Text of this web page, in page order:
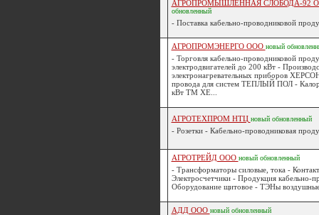
АГРОПРОМЫШЛЕННАЯ СЛОБОДА-92
обновленный
- Поставка кабельно-проводниковой
АГРОПРОМЭНЕРГО ООО новый
- Торговля кабельно-проводниковой
электродвигателей до 200 кВт -
электронагревательных приборов
провода для систем ТЕПЛЫЙ ПОЛ -
кВт ТМ ХЕ...
АГРОТЕХПРОМ НТЦ новый обновленный
- Розетки - Кабельно-проводниковая
АГРОТРЕЙД ООО новый обновленный
- Трансформаторы силовые, тока -
Электросчетчики - Продукция кабельно-
Оборудование щитовое - ТЭНы
АДД ООО новый обновленный